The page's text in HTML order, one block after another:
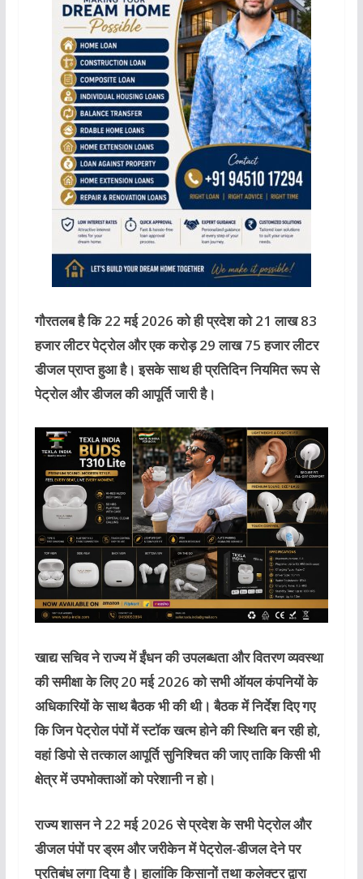
गौरतलब है कि 22 मई 2026 को ही प्रदेश को 21 लाख 83
हजार लीटर पेट्रोल और एक करोड़ 29 लाख 75 हजार लीटर
डीजल प्राप्त हुआ है। इसके साथ ही प्रतिदिन नियमित रूप से
पेट्रोल और डीजल की आपूर्ति जारी है।
खाद्य सचिव ने राज्य में ईंधन की उपलब्धता और वितरण व्यवस्था
की समीक्षा के लिए 20 मई 2026 को सभी ऑयल कंपनियों के
अधिकारियों के साथ बैठक भी की थी। बैठक में निर्देश दिए गए
कि जिन पेट्रोल पंपों में स्टॉक खत्म होने की स्थिति बन रही हो,
वहां डिपो से तत्काल आपूर्ति सुनिश्चित की जाए ताकि किसी भी
क्षेत्र में उपभोक्ताओं को परेशानी न हो।
राज्य शासन ने 22 मई 2026 से प्रदेश के सभी पेट्रोल और
डीजल पंपों पर ड्रम और जरीकेन में पेट्रोल-डीजल देने पर
प्रतिबंध लगा दिया है। हालांकि किसानों तथा कलेक्टर द्वारा